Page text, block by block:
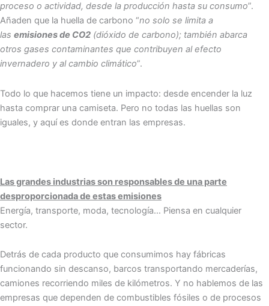
proceso o actividad, desde la producción hasta su consumo”.
Añaden que la huella de carbono “no solo se limita a
las emisiones de CO2 (dióxido de carbono); también abarca
otros gases contaminantes que contribuyen al efecto
invernadero y al cambio climático”.
Todo lo que hacemos tiene un impacto: desde encender la luz
hasta comprar una camiseta. Pero no todas las huellas son
iguales, y aquí es donde entran las empresas.
Las grandes industrias son responsables de una parte
desproporcionada de estas emisiones
Energía, transporte, moda, tecnología… Piensa en cualquier
sector.
Detrás de cada producto que consumimos hay fábricas
funcionando sin descanso, barcos transportando mercaderías,
camiones recorriendo miles de kilómetros. Y no hablemos de las
empresas que dependen de combustibles fósiles o de procesos